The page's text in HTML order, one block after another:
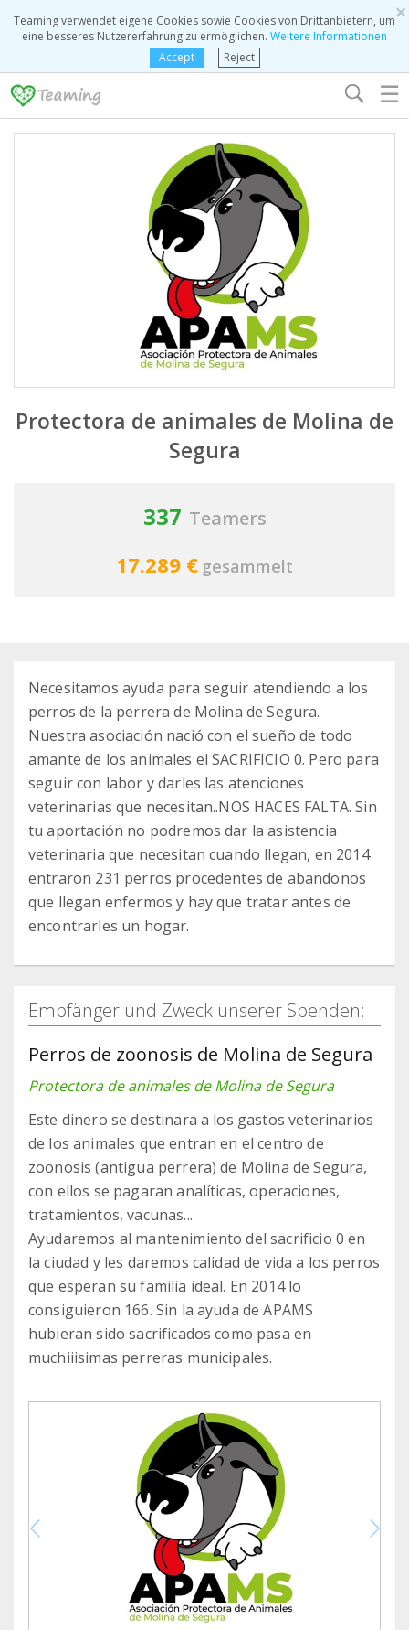
×
Teaming verwendet eigene Cookies sowie Cookies von Drittanbietern, um
eine besseres Nutzererfahrung zu ermöglichen. Weitere Informationen
Accept
Reject
☰
Protectora de animales de Molina de
Segura
337 Teamers
17.289 € gesammelt
Necesitamos ayuda para seguir atendiendo a los
perros de la perrera de Molina de Segura.
Nuestra asociación nació con el sueño de todo
amante de los animales el SACRIFICIO 0. Pero para
seguir con labor y darles las atenciones
veterinarias que necesitan..NOS HACES FALTA. Sin
tu aportación no podremos dar la asistencia
veterinaria que necesitan cuando llegan, en 2014
entraron 231 perros procedentes de abandonos
que llegan enfermos y hay que tratar antes de
encontrarles un hogar.
Empfänger und Zweck unserer Spenden:
Perros de zoonosis de Molina de Segura
Protectora de animales de Molina de Segura
Este dinero se destinara a los gastos veterinarios
de los animales que entran en el centro de
zoonosis (antigua perrera) de Molina de Segura,
con ellos se pagaran analíticas, operaciones,
tratamientos, vacunas...
Ayudaremos al mantenimiento del sacrificio 0 en
la ciudad y les daremos calidad de vida a los perros
que esperan su familia ideal. En 2014 lo
consiguieron 166. Sin la ayuda de APAMS
hubieran sido sacrificados como pasa en
muchiiisimas perreras municipales.